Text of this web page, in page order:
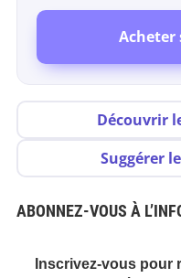
Acheter
Découvrir
Suggérer
ABONNEZ-VOUS À
Inscrivez-vous pour